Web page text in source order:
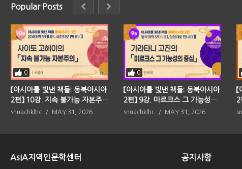
Popular Posts
0
【아시아를 빛낸 책들: 동북아시아
2편】 10강. 지속 불가능 자본주의
(사이토 고헤이)
snuachklhc MAY 31, 2026
0
【아시아를 빛낸 책들: 동북아시아
2편】 9강. 마르크스 그 가능성의
중심(가라타니 고진)
snuachklhc MAY 31, 2026
2
AsIA지역인문학센터 공지사항